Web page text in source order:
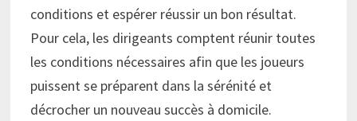
conditions et espérer réussir un bon résultat.
Pour cela, les dirigeants comptent réunir toutes
les conditions nécessaires afin que les joueurs
puissent se préparent dans la sérénité et
décrocher un nouveau succès à domicile.